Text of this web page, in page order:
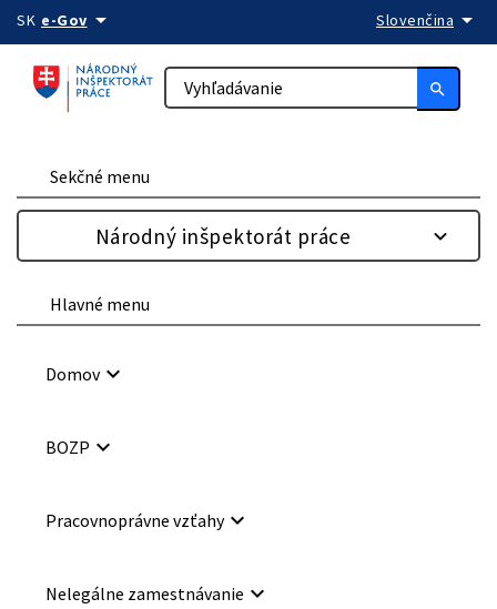
Preskočiť na obsah
SK e-Govarrow_drop_down Slovenčina arrow_drop_down
search
Sekčné menu
Národný inšpektorát práce
Hlavné menu
Domovkeyboard_arrow_down
BOZP keyboard_arrow_down
Pracovnoprávne vzťahykeyboard_arrow_down
Nelegálne zamestnávanie keyboard_arrow_down